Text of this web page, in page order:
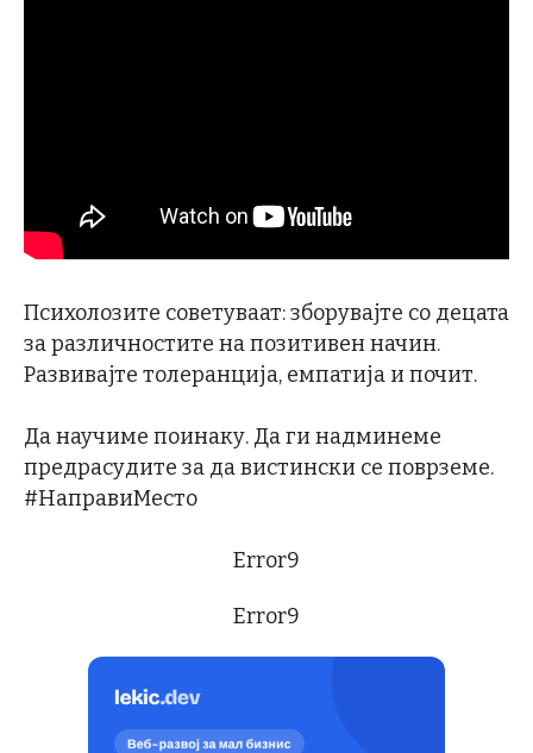
Психолозите советуваат: зборувајте со децата
за различностите на позитивен начин.
Развивајте толеранција, емпатија и почит.
Да научиме поинаку. Да ги надминеме
предрасудите за да вистински се поврземе.
#НаправиМесто
Error9
Error9